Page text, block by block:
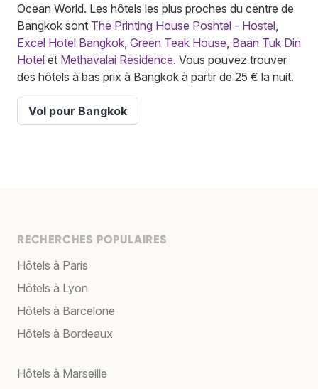
Ocean World. Les hôtels les plus proches du centre de
Bangkok sont The Printing House Poshtel - Hostel
Excel Hotel Bangkok Green Teak House Baan Tuk Din
Hotel et Methavalai Residence. Vous pouvez trouver
des hôtels à bas prix à Bangkok à partir de 25 € la nuit.
Vol pour Bangkok
RECHERCHES POPULAIRES
Hôtels à Paris
Hôtels à Lyon
Hôtels à Barcelone
Hôtels à Bordeaux
Hôtels à Marseille